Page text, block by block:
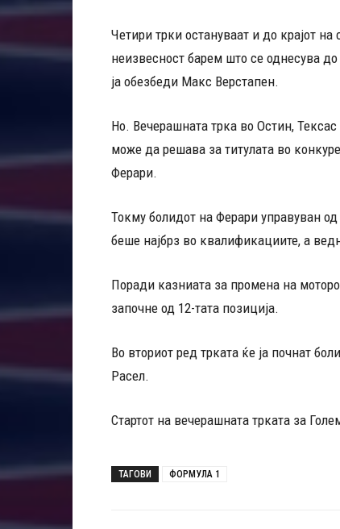
Четири трки остануваат и до крајот
неизвесност барем што се однесува
ја обезбеди Макс Верстапен.
Но. Вечерашната трка во Остин,
може да решава за титулата во
Ферари.
Токму болидот на Ферари управуван
беше најбрз во квалификациите, а
Поради казниата за промена на
започне од 12-тата позиција.
Во вториот ред трката ќе ја почнат
Расел.
Стартот на вечерашната трката за
ТАГОВИ ФОРМУЛА 1